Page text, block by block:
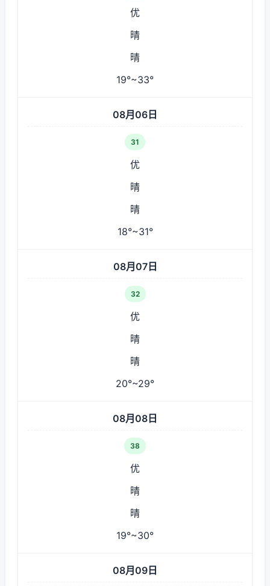
优
晴
晴
19°~33°
08月06日
31
优
晴
晴
18°~31°
08月07日
32
优
晴
晴
20°~29°
08月08日
38
优
晴
晴
19°~30°
08月09日